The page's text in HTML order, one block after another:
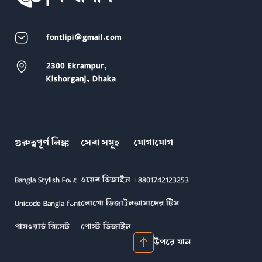
fontlipi@gmail.com
2300 Ekrampur,
Kishorganj, Dhaka
গুরুত্বপূর্ণ লিঙ্ক
Bangla Stylish Font
Unicode Bangla font
পাসওয়ার্ড রিসেট
সেবা সমূহ
ওয়েব ডিজাইন
লোগো ডিজাইন
পোস্ট ডিজাইন
যোগাযোগ
+8801742123253
আমাদের টিম
উপরে যান